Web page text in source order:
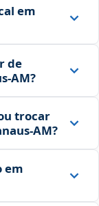
em
de
trocar
em